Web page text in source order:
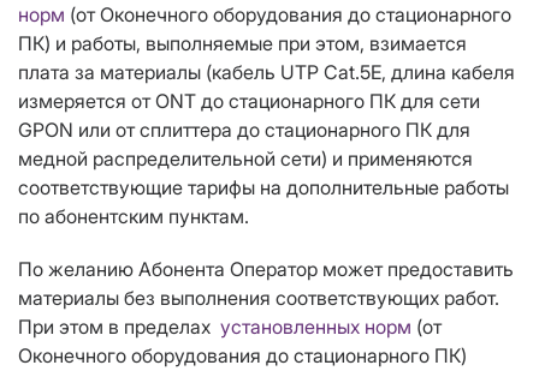
норм (от Оконечного оборудования до стационарного
ПК) и работы, выполняемые при этом, взимается
плата за материалы (кабель UTP Cat.5Е, длина кабеля
измеряется от ONT до стационарного ПК для сети
GPON или от сплиттера до стационарного ПК для
медной распределительной сети) и применяются
соответствующие тарифы на дополнительные работы
по абонентским пунктам.
По желанию Абонента Оператор может предоставить
материалы без выполнения соответствующих работ.
При этом в пределах установленных норм (от
Оконечного оборудования до стационарного ПК)